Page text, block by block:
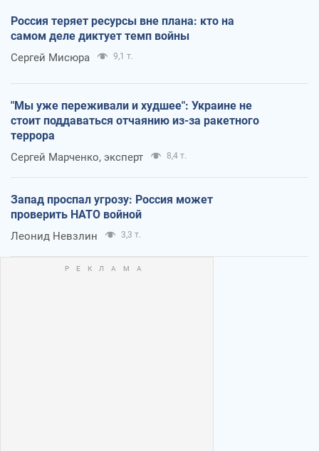
Россия теряет ресурсы вне плана: кто на
самом деле диктует темп войны
Сергей Мисюра 9,1 т.
"Мы уже переживали и худшее": Украине не
стоит поддаваться отчаянию из-за ракетного
террора
Сергей Марченко, эксперт 8,4 т.
Запад проспал угрозу: Россия может
проверить НАТО войной
Леонид Невзлин 3,3 т.